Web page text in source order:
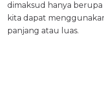
dimaksud hanya
kita dapat
panjang atau luas.